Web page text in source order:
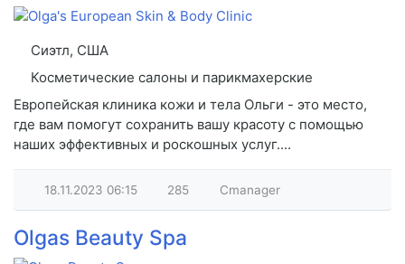
Сиэтл, США
Косметические салоны и парикмахерские
Европейская клиника кожи и тела Ольги - это место,
где вам помогут сохранить вашу красоту с помощью
наших эффективных и роскошных услуг....
18.11.2023 06:15 285 Cmanager
Olgas Beauty Spa